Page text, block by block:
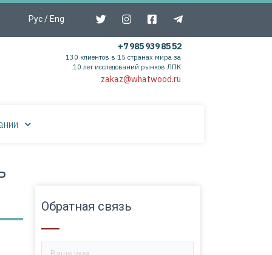
Рус/ Eng
+7 985 939 85 52
130 клиентов в 15 странах мира за
10 лет исследований рынков ЛПК
zakaz@whatwood.ru
Обратная связь